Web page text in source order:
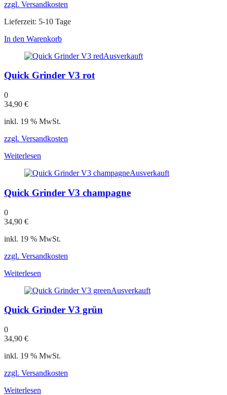
zzgl. Versandkosten
Lieferzeit: 5-10 Tage
In den Warenkorb
Ausverkauft
Quick Grinder V3 rot
0
34,90 €
inkl. 19 % MwSt.
zzgl. Versandkosten
Weiterlesen
Ausverkauft
Quick Grinder V3 champagne
0
34,90 €
inkl. 19 % MwSt.
zzgl. Versandkosten
Weiterlesen
Ausverkauft
Quick Grinder V3 grün
0
34,90 €
inkl. 19 % MwSt.
zzgl. Versandkosten
Weiterlesen